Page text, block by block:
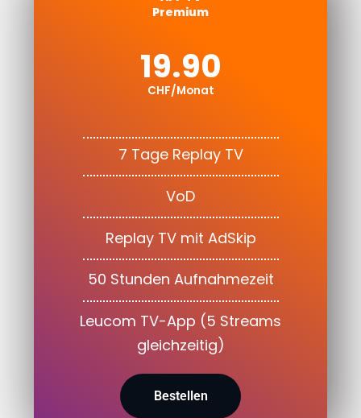
Premium
19.90
CHF/Monat
7 Tage Replay TV
VoD
Replay TV mit AdSkip
50 Stunden Aufnahmezeit
Leucom TV-App (5 Streams
gleichzeitig)
Bestellen